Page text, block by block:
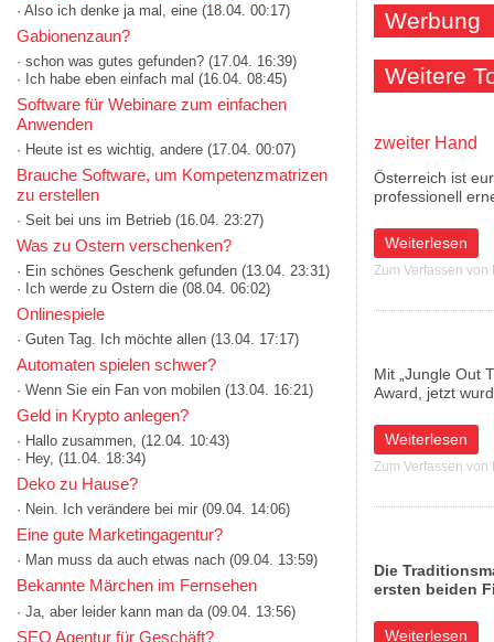
· Also ich denke ja mal, eine (18.04. 00:17)
Gabionenzaun?
· schon was gutes gefunden? (17.04. 16:39)
· Ich habe eben einfach mal (16.04. 08:45)
Software für Webinare zum einfachen
Anwenden
· Heute ist es wichtig, andere (17.04. 00:07)
Brauche Software, um Kompetenzmatrizen
zu erstellen
· Seit bei uns im Betrieb (16.04. 23:27)
Was zu Ostern verschenken?
· Ein schönes Geschenk gefunden (13.04. 23:31)
· Ich werde zu Ostern die (08.04. 06:02)
Onlinespiele
· Guten Tag. Ich möchte allen (13.04. 17:17)
Automaten spielen schwer?
· Wenn Sie ein Fan von mobilen (13.04. 16:21)
Geld in Krypto anlegen?
· Hallo zusammen, (12.04. 10:43)
· Hey, (11.04. 18:34)
Deko zu Hause?
· Nein. Ich verändere bei mir (09.04. 14:06)
Eine gute Marketingagentur?
· Man muss da auch etwas nach (09.04. 13:59)
Bekannte Märchen im Fernsehen
· Ja, aber leider kann man da (09.04. 13:56)
SEO Agentur für Geschäft?
Werbung
Weitere
zweiter Hand
Österreich ist
professionell
Weiterlesen
über Österreich
Zum Verfassen
Mit „Jungle Out
Award, jetzt
Weiterlesen
über MUSE
Zum Verfassen
Die
ersten beiden
Weiterlesen
über Palmers